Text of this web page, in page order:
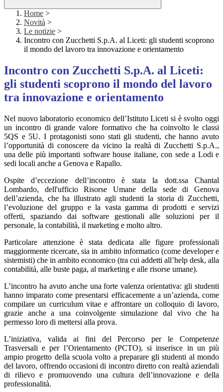
Home >
Novità >
Le notizie >
Incontro con Zucchetti S.p.A. al Liceti: gli studenti scoprono
il mondo del lavoro tra innovazione e orientamento
Incontro con Zucchetti S.p.A. al Liceti:
gli studenti scoprono il mondo del lavoro
tra innovazione e orientamento
Nel nuovo laboratorio economico dell’Istituto Liceti si è svolto oggi
un incontro di grande valore formativo che ha coinvolto le classi
5QS e 5U. I protagonisti sono stati gli studenti, che hanno avuto
l’opportunità di conoscere da vicino la realtà di Zucchetti S.p.A.,
una delle più importanti software house italiane, con sede a Lodi e
sedi locali anche a Genova e Rapallo.
Ospite d’eccezione dell’incontro è stata la dott.ssa Chantal
Lombardo, dell'ufficio Risorse Umane della sede di Genova
dell’azienda, che ha illustrato agli studenti la storia di Zucchetti,
l’evoluzione del gruppo e la vasta gamma di prodotti e servizi
offerti, spaziando dai software gestionali alle soluzioni per il
personale, la contabilità, il marketing e molto altro.
Particolare attenzione è stata dedicata alle figure professionali
maggiormente ricercate, sia in ambito informatico (come developer e
sistemisti) che in ambito economico (tra cui addetti all’help desk, alla
contabilità, alle buste paga, al marketing e alle risorse umane).
L’incontro ha avuto anche una forte valenza orientativa: gli studenti
hanno imparato come presentarsi efficacemente a un’azienda, come
compilare un curriculum vitae e affrontare un colloquio di lavoro,
grazie anche a una coinvolgente simulazione dal vivo che ha
permesso loro di mettersi alla prova.
L’iniziativa, valida ai fini del Percorso per le Competenze
Trasversali e per l’Orientamento (PCTO), si inserisce in un più
ampio progetto della scuola volto a preparare gli studenti al mondo
del lavoro, offrendo occasioni di incontro diretto con realtà aziendali
di rilievo e promuovendo una cultura dell’innovazione e della
professionalità.